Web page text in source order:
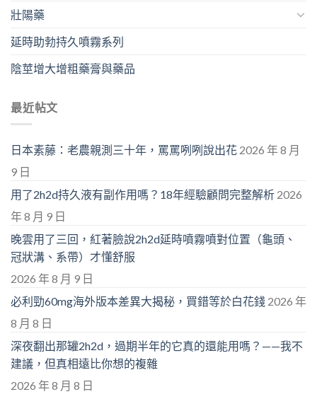
壯陽藥
延時助勃持久噴霧系列
陰莖增大增粗藥膏與藥品
最近帖文
日本素藤：老農親測三十年，罵罵咧咧說出花 2026 年 8 月
9 日
用了2h2d持久液有副作用嗎？18年經驗顧問完整解析 2026
年 8 月 9 日
晚雲用了三回，紅著臉說2h2d延時噴霧噴對位置（龜頭、
冠狀溝、系帶）才懂舒服
2026 年 8 月 9 日
必利勁60mg海外版本差異大揭秘，買錯等於白花錢 2026 年
8 月 8 日
深夜翻出那罐2h2d，過期半年的它真的還能用嗎？——我不
建議，但真相遠比你想的複雜
2026 年 8 月 8 日